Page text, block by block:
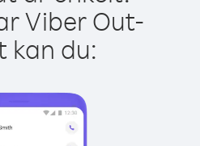
Viber Out-
kan du: